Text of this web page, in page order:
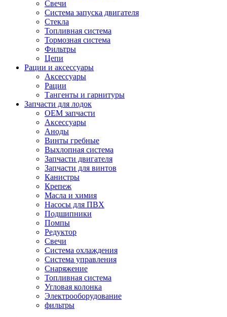
Свечи
Система запуска двигателя
Стекла
Топливная система
Тормозная система
Фильтры
Цепи
Рации и аксессуары
Аксессуары
Рации
Тангенты и гарнитуры
Запчасти для лодок
OEM запчасти
Аксессуары
Аноды
Винты гребные
Выхлопная система
Запчасти двигателя
Запчасти для винтов
Канистры
Крепеж
Масла и химия
Насосы для ПВХ
Подшипники
Помпы
Редуктор
Свечи
Система охлаждения
Система управления
Снаряжение
Топливная система
Угловая колонка
Электрооборудование
фильтры